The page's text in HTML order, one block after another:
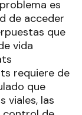
es
de acceder
que
vida
requiere de
que
viales, las